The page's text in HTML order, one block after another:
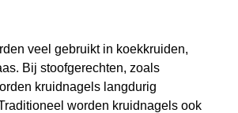
veel gebruikt in koekkruiden,
Bij stoofgerechten, zoals
kruidnagels langdurig
worden kruidnagels ook